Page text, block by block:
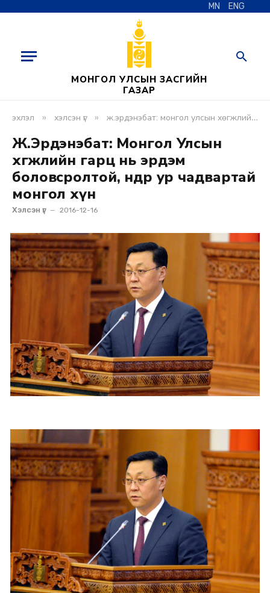
MN ENG
МОНГОЛ УЛСЫН ЗАСГИЙН
ГАЗАР
эхлэл » хэлсэн үг » ж.эрдэнэбат: монгол улсын хөгжлийн гарц нь эрдэм боловсролтой, өндөр ур чадвартай монгол хүн
Ж.Эрдэнэбат: Монгол Улсын
хөгжлийн гарц нь эрдэм
боловсролтой, өндөр ур чадвартай
монгол хүн
Хэлсэн үг 2016-12-16